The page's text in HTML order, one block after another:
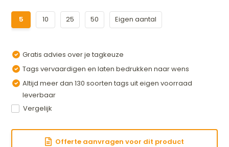
5 10 25 50 Eigen aantal
Gratis advies over je tagkeuze
Tags vervaardigen en laten bedrukken naar wens
Altijd meer dan 130 soorten tags uit eigen voorraad
leverbaar
Vergelijk
Offerte aanvragen voor dit product